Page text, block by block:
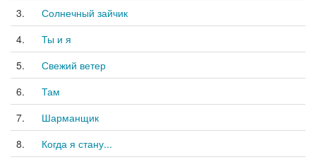
3.
Солнечный зайчик
4.
Ты и я
5.
Свежий ветер
6.
Там
7.
Шарманщик
8.
Когда я стану...